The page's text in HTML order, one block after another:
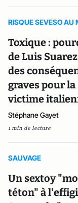
RISQUE SEVESO AU
Toxique :
de Luis
des
graves pour la
victime
Stéphane Gayet
1 min de lecture
SAUVAGE
Un sextoy
téton" à